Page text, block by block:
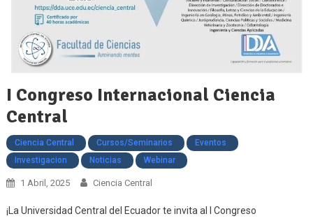
I Congreso Internacional Ciencia
Central
Ciencia Central Cursos/Seminarios
Eventos
Investigacion
Noticias Webinar
1 Abril, 2025 Ciencia Central
¡La Universidad Central del Ecuador te invita al I Congreso